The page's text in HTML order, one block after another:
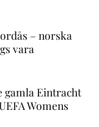
– norska
vara
gamla Eintracht
Womens